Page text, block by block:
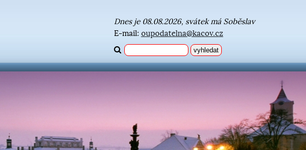
Dnes je 08.08.2026, svátek má Soběslav
E-mail: oupodatelna@kacov.cz